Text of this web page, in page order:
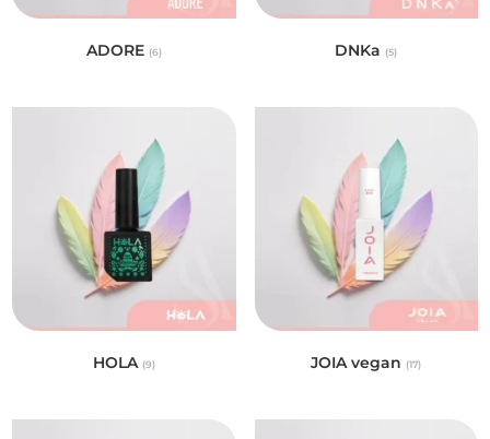
ADORE (6) DNKa (5)
HOLA (9) JOIA vegan (17)